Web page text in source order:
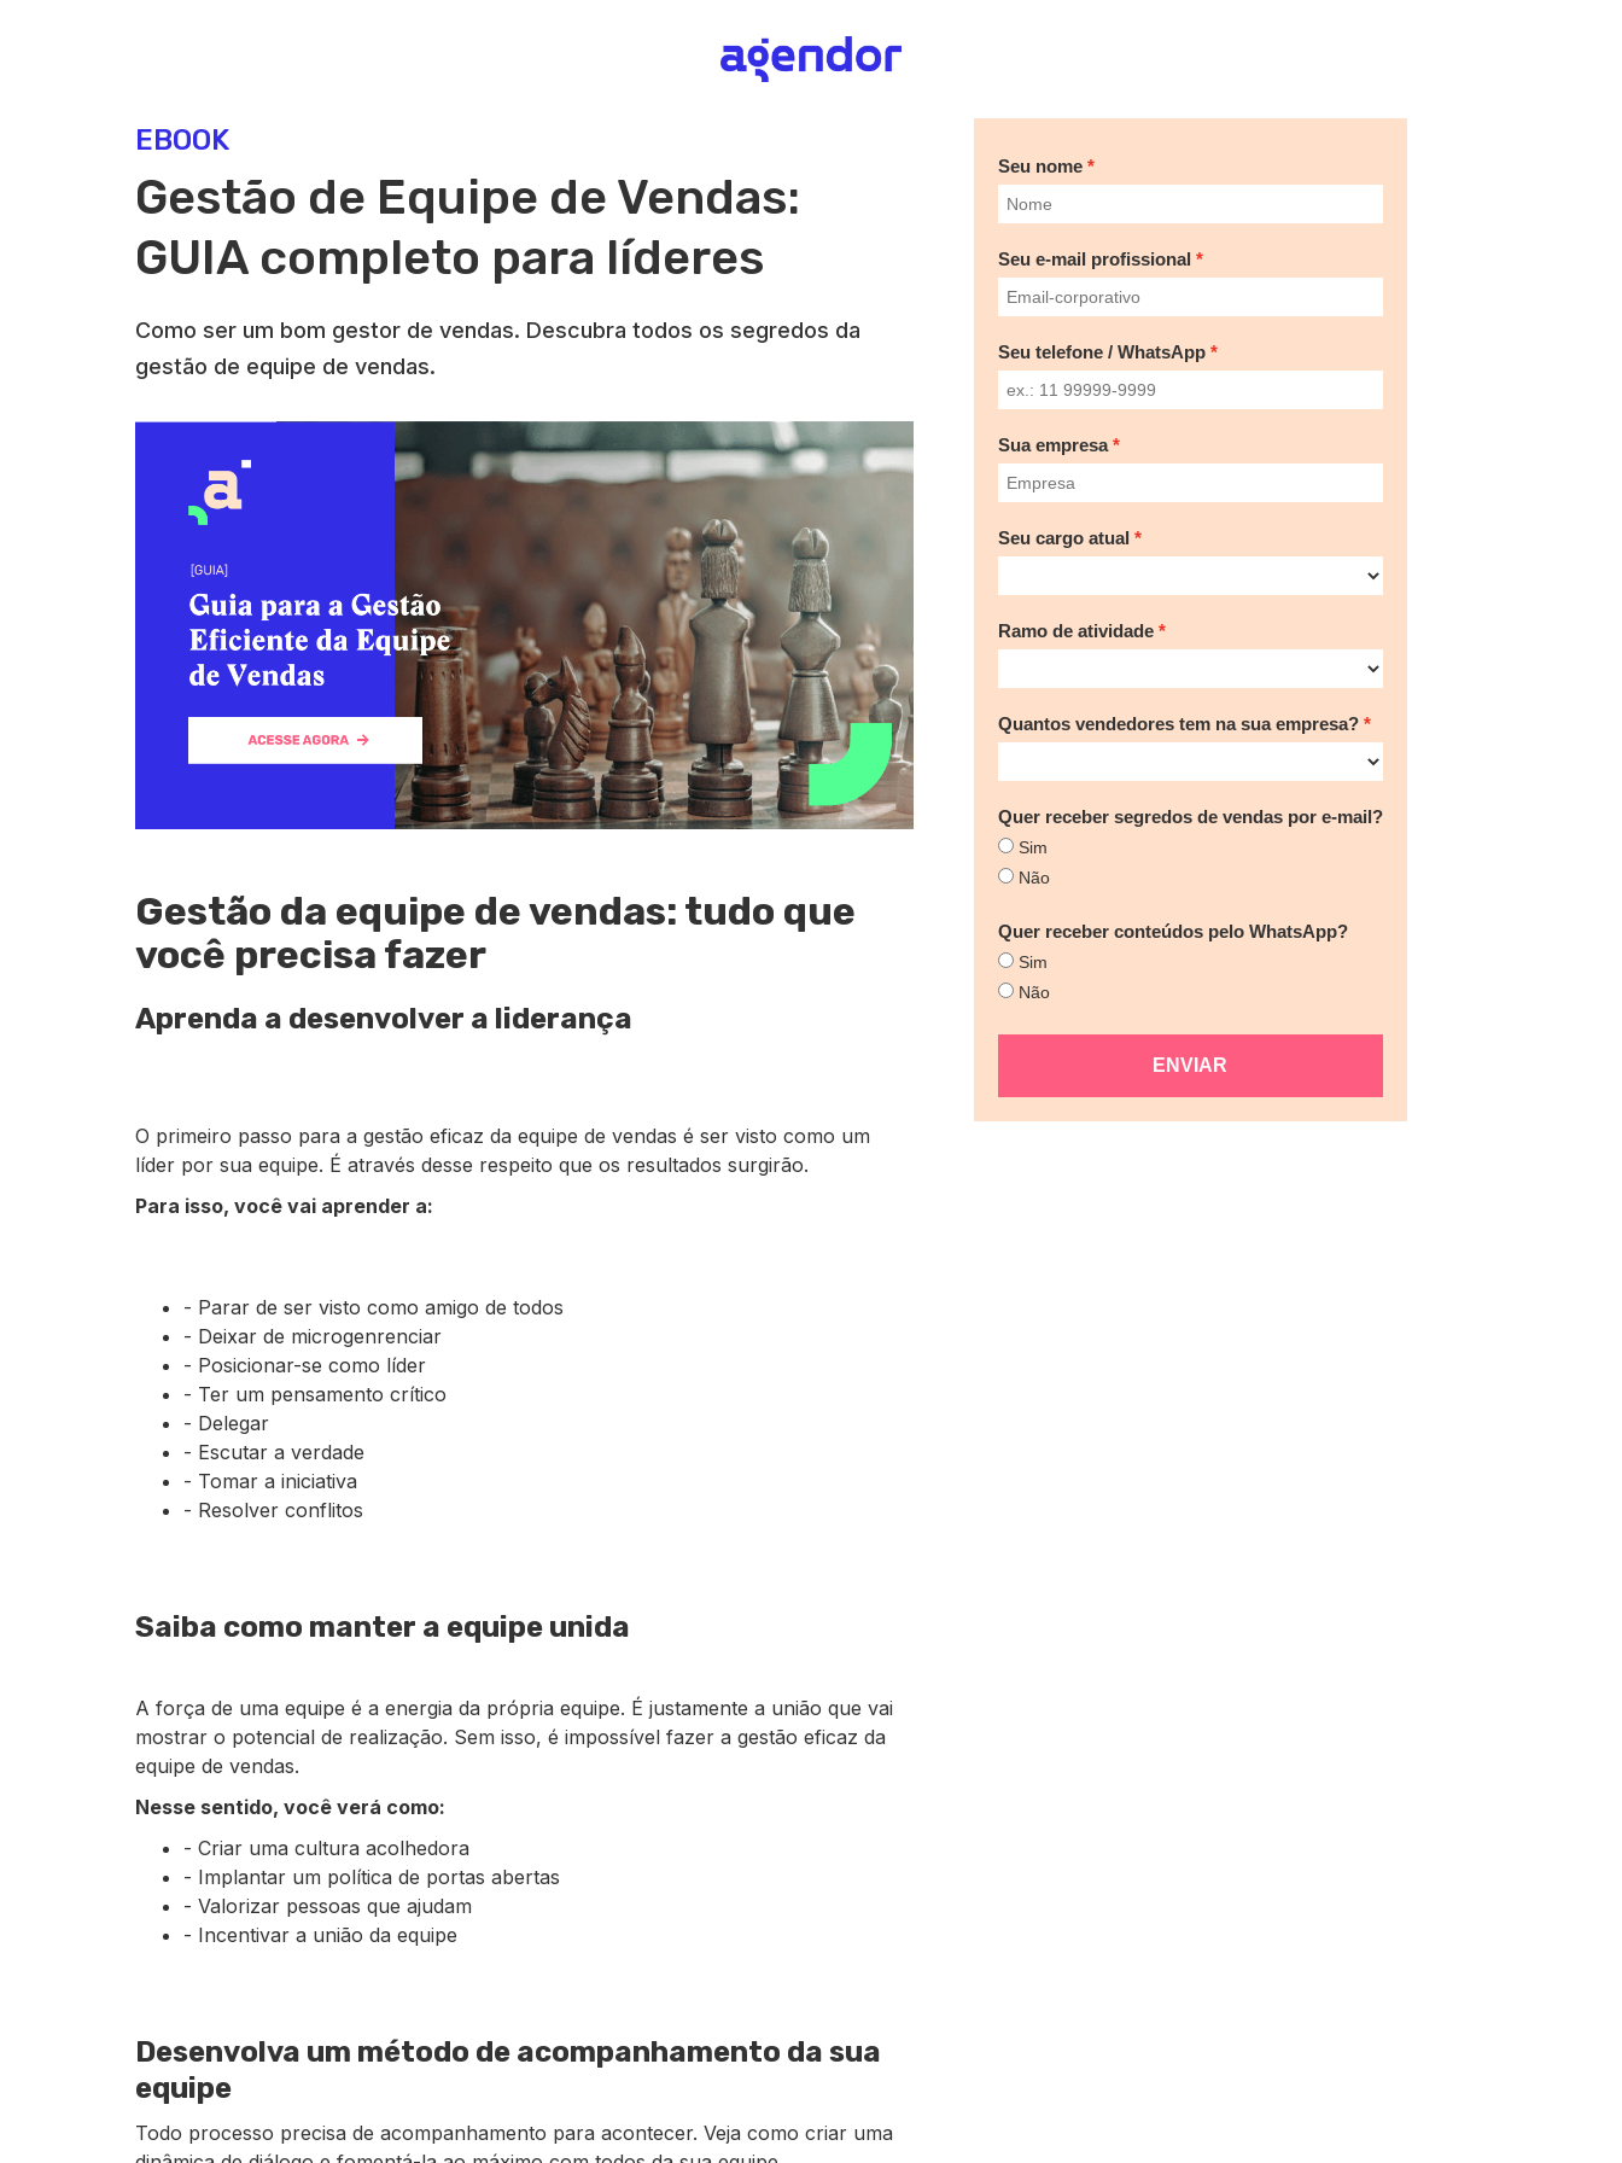
EBOOK
Gestão de Equipe de Vendas:
GUIA completo para líderes
Como ser um bom gestor de vendas. Descubra todos os segredos da
gestão de equipe de vendas.
Gestão da equipe de vendas: tudo que
você precisa fazer
Aprenda a desenvolver a liderança
O primeiro passo para a gestão eficaz da equipe de vendas é ser visto como um
líder por sua equipe. É através desse respeito que os resultados surgirão.
Para isso, você vai aprender a:
- Parar de ser visto como amigo de todos
- Deixar de microgenrenciar
- Posicionar-se como líder
- Ter um pensamento crítico
- Delegar
- Escutar a verdade
- Tomar a iniciativa
- Resolver conflitos
Saiba como manter a equipe unida
A força de uma equipe é a energia da própria equipe. É justamente a união que vai
mostrar o potencial de realização. Sem isso, é impossível fazer a gestão eficaz da
equipe de vendas.
Nesse sentido, você verá como:
- Criar uma cultura acolhedora
- Implantar um política de portas abertas
- Valorizar pessoas que ajudam
- Incentivar a união da equipe
Desenvolva um método de acompanhamento da sua
equipe
Todo processo precisa de acompanhamento para acontecer. Veja como criar uma
Seu nome
Seu e-mail profissional
Seu telefone / WhatsApp
Sua empresa
Seu cargo atual
Ramo de atividade
Quantos vendedores tem na sua empresa?
Quer receber segredos de vendas por e-mail?
Sim
Não
Quer receber conteúdos pelo WhatsApp?
Sim
Não
ENVIAR